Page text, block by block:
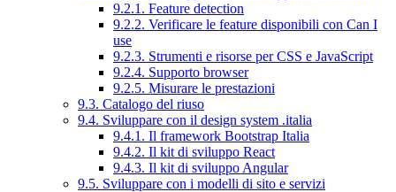
9.2.1. Feature detection
9.2.2. Verificare le feature disponibili con Can I
use
9.2.3. Strumenti e risorse per CSS e JavaScript
9.2.4. Supporto browser
9.2.5. Misurare le prestazioni
9.3. Catalogo del riuso
9.4. Sviluppare con il design system .italia
9.4.1. Il framework Bootstrap Italia
9.4.2. Il kit di sviluppo React
9.4.3. Il kit di sviluppo Angular
9.5. Sviluppare con i modelli di sito e servizi